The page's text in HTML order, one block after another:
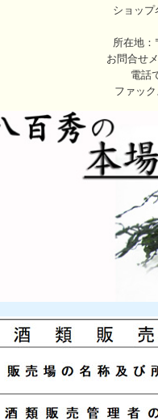
ショッ
所在地
お問合せ
電話
ファッ